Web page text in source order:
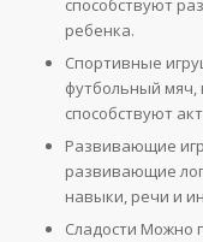
способствуют
ребенка.
Спортивные
футбольный мяч,
способствуют
Развивающие
развивающие
навыки, речи и
Сладости Можно